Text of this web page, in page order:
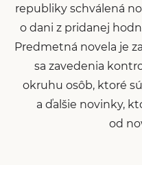
republiky schválená
o dani z pridanej
Predmetná novela je
sa zavedenia
okruhu osôb, ktoré
a ďalšie novinky,
od